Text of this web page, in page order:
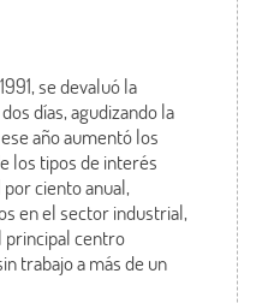
se devaluó la
días, agudizando la
año aumentó los
los tipos de interés
ciento anual,
en el sector industrial,
principal centro
trabajo a más de un